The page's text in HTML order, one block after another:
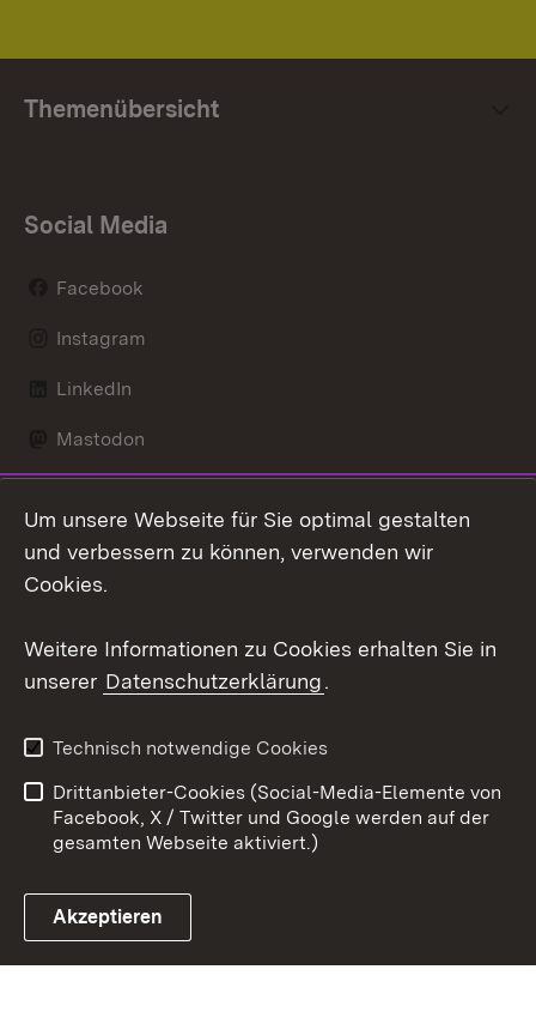
Themenübersicht
Social Media
Facebook
Instagram
LinkedIn
Mastodon
X / Twitter
Youtube
Link zum Landesportal
Kontakt
Datenschutz
Barrierefreiheit
Impressum Cookies
Um unsere Webseite für Sie optimal gestalten
und verbessern zu können, verwenden wir
Cookies.
Weitere Informationen zu Cookies erhalten Sie in
unserer Datenschutzerklärung.
Technisch notwendige Cookies
Drittanbieter-Cookies (Social-Media-Elemente von
Facebook, X / Twitter und Google werden auf der
gesamten Webseite aktiviert.)
Akzeptieren